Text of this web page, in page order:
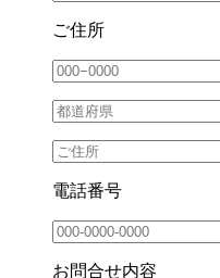
ご住所
電話番号
お問合せ内容